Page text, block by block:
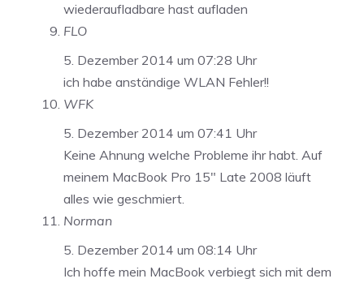
wiederaufladbare hast aufladen
FLO
5. Dezember 2014 um 07:28 Uhr
ich habe anständige WLAN Fehler!!
WFK
5. Dezember 2014 um 07:41 Uhr
Keine Ahnung welche Probleme ihr habt. Auf
meinem MacBook Pro 15″ Late 2008 läuft
alles wie geschmiert.
Norman
5. Dezember 2014 um 08:14 Uhr
Ich hoffe mein MacBook verbiegt sich mit dem